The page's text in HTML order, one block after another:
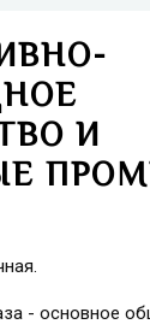
И
- основное